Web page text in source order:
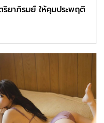
ยาภิรมย์ ให้คุมประพฤติ